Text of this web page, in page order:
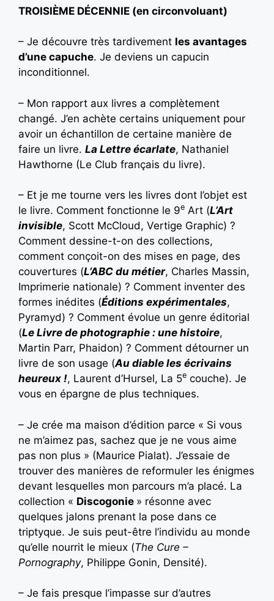
TROISIÈME DÉCENNIE (en circonvoluant)
– Je découvre très tardivement les avantages
d’une capuche. Je deviens un capucin
inconditionnel.
– Mon rapport aux livres a complètement
changé. J’en achète certains uniquement pour
avoir un échantillon de certaine manière de
faire un livre. La Lettre écarlate, Nathaniel
Hawthorne (Le Club français du livre).
– Et je me tourne vers les livres dont l’objet est
le livre. Comment fonctionne le 9e Art (L’Art
invisible, Scott McCloud, Vertige Graphic) ?
Comment dessine-t-on des collections,
comment conçoit-on des mises en page, des
couvertures (L’ABC du métier, Charles Massin,
Imprimerie nationale) ? Comment inventer des
formes inédites (Éditions expérimentales,
Pyramyd) ? Comment évolue un genre éditorial
(Le Livre de photographie : une histoire,
Martin Parr, Phaidon) ? Comment détourner un
livre de son usage (Au diable les écrivains
heureux !, Laurent d’Hursel, La 5e couche). Je
vous en épargne de plus techniques.
– Je crée ma maison d’édition parce « Si vous
ne m’aimez pas, sachez que je ne vous aime
pas non plus » (Maurice Pialat). J’essaie de
trouver des manières de reformuler les énigmes
devant lesquelles mon parcours m’a placé. La
collection « Discogonie » résonne avec
quelques jalons prenant la pose dans ce
triptyque. Je suis peut-être l’individu au monde
qu’elle nourrit le mieux (The Cure –
Pornography, Philippe Gonin, Densité).
– Je fais presque l’impasse sur d’autres